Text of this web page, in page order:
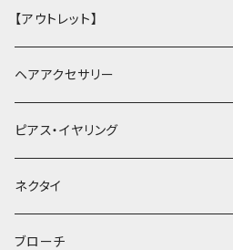
【アウトレット】
ヘアアクセサリー
ヘアクリップ
ヘッドドレス・カチューシャ
ヘアゴム
ピアス・イヤリング
ネクタイ
ブローチ